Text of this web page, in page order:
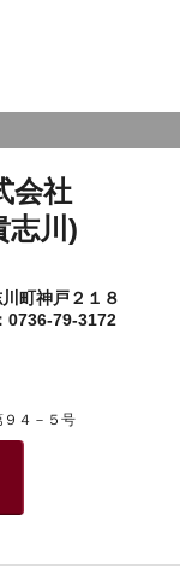
会社
志川)
町神戸２１８
0736-79-3172
４－５号